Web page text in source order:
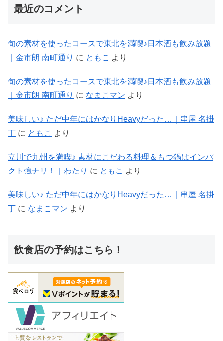
最近のコメント
旬の素材を使ったコースで東北を満喫♪日本酒も飲み放題
｜金市朗 南町通り に ともこ より
旬の素材を使ったコースで東北を満喫♪日本酒も飲み放題
｜金市朗 南町通り に なまこマン より
美味しい♪ ただ中年にはかなりHeavyだった…｜串屋 名掛
丁 に ともこ より
立川で九州を満喫♪ 素材にこだわる料理＆もつ鍋はインパ
クト強ナリ！｜わたり に ともこ より
美味しい♪ ただ中年にはかなりHeavyだった…｜串屋 名掛
丁 に なまこマン より
飲食店の予約はこちら！